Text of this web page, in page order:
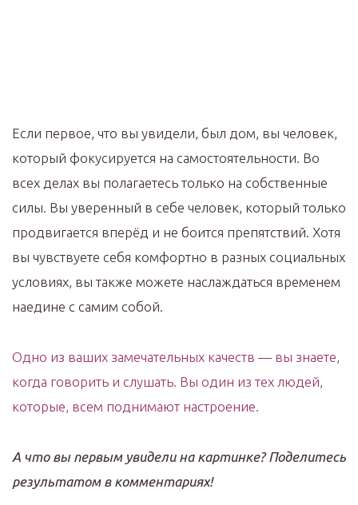
Если первое, что вы увидели, был дом, вы человек,
который фокусируется на самостоятельности. Во
всех делах вы полагаетесь только на собственные
силы. Вы уверенный в себе человек, который только
продвигается вперёд и не боится препятствий. Хотя
вы чувствуете себя комфортно в разных социальных
условиях, вы также можете наслаждаться временем
наедине с самим собой.
Одно из ваших замечательных качеств — вы знаете,
когда говорить и слушать. Вы один из тех людей,
которые, всем поднимают настроение.
А что вы первым увидели на картинке? Поделитесь
результатом в комментариях!